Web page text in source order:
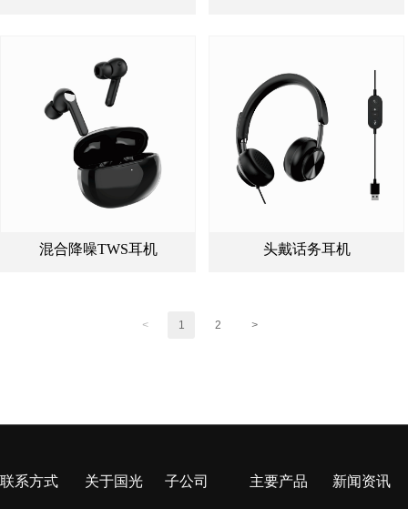
混合降噪TWS耳机 头戴话务耳机
< 1 2 >
关于国光 子公司 新闻资讯
主要产品
联系方式